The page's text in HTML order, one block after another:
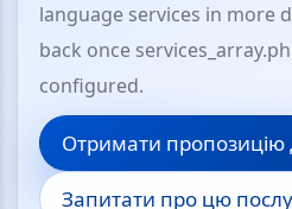
language services in more
back once
configured.
Отримати пропозицію
Запитати про цю